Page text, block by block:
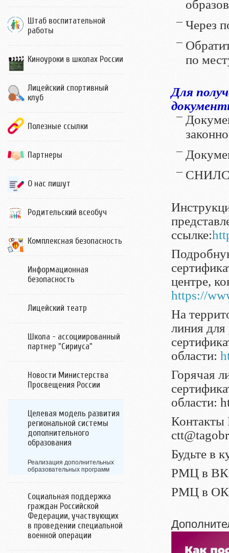
Штаб воспитательной
работы
Киноуроки в школах России
Лицейский спортивный
клуб
Полезные ссылки
Партнеры
О нас пишут
Родительский всеобуч
Комплексная безопасность
Информационная
безопасность
Лицейский театр
Школа - ассоциированный
партнер "Сириуса"
Новости Министерства
Просвещения России
Целевая модель развития
региональной системы
дополнительного
образования
Реализация дополнительных
образовательных программ
Социальная поддержка
граждан Российской
Федерации, участвующих
в проведении специальной
военной операции
Через
по
Для
СНИЛС
ссылке:
центре,
https://
На
линия для
области:
Горячая
области:
Контакты
Будьте в
РМЦ в
РМЦ в ОК: